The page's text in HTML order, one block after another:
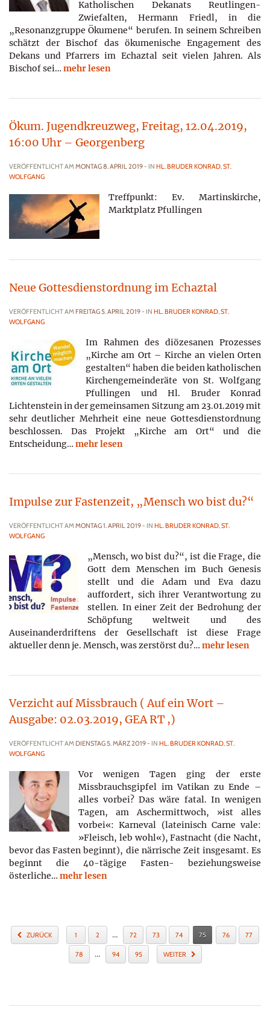
Katholischen Dekanats Reutlingen-
Zwiefalten, Hermann Friedl, in die
„Resonanzgruppe Ökumene“ berufen. In seinem Schreiben
schätzt der Bischof das ökumenische Engagement des
Dekans und Pfarrers im Echaztal seit vielen Jahren. Als
Bischof sei… mehr lesen
Ökum. Jugendkreuzweg, Freitag, 12.04.2019,
16:00 Uhr – Georgenberg
VERÖFFENTLICHT AMMONTAG 8. APRIL 2019- IN HL. BRUDER KONRAD,ST.
WOLFGANG
Treffpunkt: Ev. Martinskirche,
Marktplatz Pfullingen
Neue Gottesdienstordnung im Echaztal
VERÖFFENTLICHT AM FREITAG 5. APRIL 2019- IN HL. BRUDER KONRAD,ST.
WOLFGANG
Im Rahmen des diözesanen Prozesses
„Kirche am Ort – Kirche an vielen Orten
gestalten“ haben die beiden katholischen
Kirchengemeinderäte von St. Wolfgang
Pfullingen und Hl. Bruder Konrad
Lichtenstein in der gemeinsamen Sitzung am 23.01.2019 mit
sehr deutlicher Mehrheit eine neue Gottesdienstordnung
beschlossen. Das Projekt „Kirche am Ort“ und die
Entscheidung… mehr lesen
Impulse zur Fastenzeit, „Mensch wo bist du?“
VERÖFFENTLICHT AMMONTAG 1. APRIL 2019- IN HL. BRUDER KONRAD,ST.
WOLFGANG
„Mensch, wo bist du?“, ist die Frage, die
Gott dem Menschen im Buch Genesis
stellt und die Adam und Eva dazu
auffordert, sich ihrer Verantwortung zu
stellen. In einer Zeit der Bedrohung der
Schöpfung weltweit und des
Auseinanderdriftens der Gesellschaft ist diese Frage
aktueller denn je. Mensch, was zerstörst du?… mehr lesen
Verzicht auf Missbrauch ( Auf ein Wort –
Ausgabe: 02.03.2019, GEA RT ,)
VERÖFFENTLICHT AM DIENSTAG 5. MÄRZ 2019- IN HL. BRUDER KONRAD,ST.
WOLFGANG
Vor wenigen Tagen ging der erste
Missbrauchsgipfel im Vatikan zu Ende –
alles vorbei? Das wäre fatal. In wenigen
Tagen, am Aschermittwoch, »ist alles
vorbei«: Karneval (lateinisch Carne vale:
»Fleisch, leb wohl«), Fastnacht (die Nacht,
bevor das Fasten beginnt), die närrische Zeit insgesamt. Es
beginnt die 40-tägige Fasten- beziehungsweise
österliche… mehr lesen
ZURÜCK 1 2 … 72 73 74 75 76 77
78 … 94 95 WEITER